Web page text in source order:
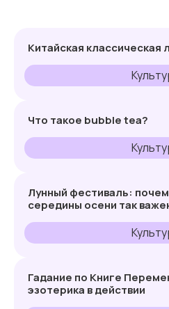
Китайская классическая
Что такое bubble tea?
Лунный фестиваль:
середины осени так
Гадание по Книге
эзотерика в действии